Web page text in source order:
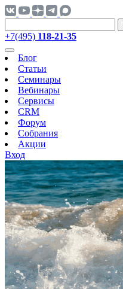
+7(495) 118-21-35
Блог
Статьи
Семинары
Вебинары
Сервисы
CRM
Форум
Собрания
Акции
Вход